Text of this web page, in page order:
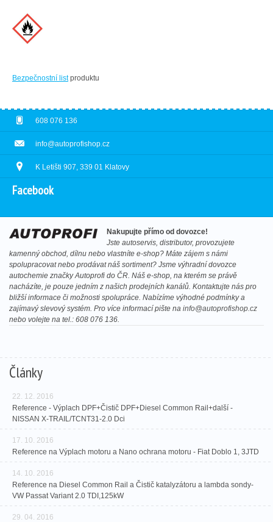
Bezpečnostní listproduktu
608 076 136
info@autoprofishop.cz
K Letišti 907, 339 01 Klatovy
Facebook
Nakupujte přímo od dovozce!
Jste autoservis, distributor, provozujete
kamenný obchod, dílnu nebo vlastníte e-shop? Máte zájem s námi
spolupracovat nebo prodávat náš sortiment? Jsme výhradní dovozce
autochemie značky Autoprofi do ČR. Náš e-shop, na kterém se právě
nacházíte, je pouze jedním z našich prodejních kanálů. Kontaktujte nás pro
bližší informace či možnosti spolupráce. Nabízíme výhodné podmínky a
zajímavý slevový systém. Pro více informací pište na info@autoprofishop.cz
nebo volejte na tel.: 608 076 136.
Články
22. 12. 2016
Reference - Výplach DPF+Čistič DPF+Diesel Common Rail+další -
NISSAN X-TRAIL/TCNT31-2.0 Dci
17. 10. 2016
Reference na Výplach motoru a Nano ochrana motoru - Fiat Doblo 1, 3JTD
14. 10. 2016
Reference na Diesel Common Rail a Čistič katalyzátoru a lambda sondy-
VW Passat Variant 2.0 TDI,125kW
29. 04. 2016